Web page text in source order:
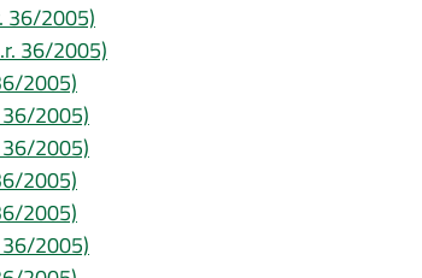
36/2005)
36/2005)
2005)
36/2005)
36/2005)
2005)
2005)
36/2005)